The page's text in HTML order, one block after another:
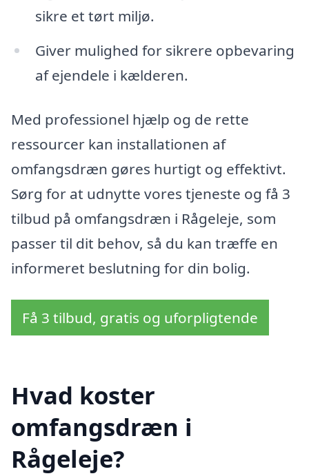
sikre et tørt miljø.
Giver mulighed for sikrere opbevaring
af ejendele i kælderen.
Med professionel hjælp og de rette
ressourcer kan installationen af
omfangsdræn gøres hurtigt og effektivt.
Sørg for at udnytte vores tjeneste og få 3
tilbud på omfangsdræn i Rågeleje, som
passer til dit behov, så du kan træffe en
informeret beslutning for din bolig.
Få 3 tilbud, gratis og uforpligtende
Hvad koster
omfangsdræn i
Rågeleje?